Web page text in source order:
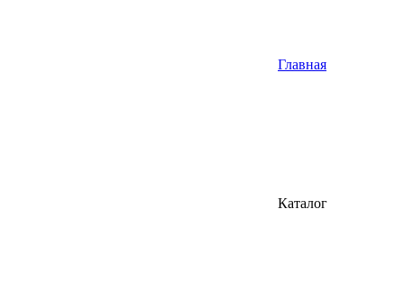
Главная
Каталог